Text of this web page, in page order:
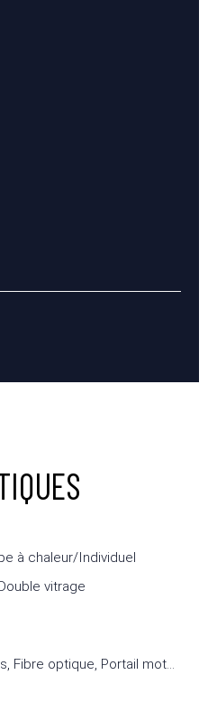
à chaleur/Individuel
vitrage
Équipements domotiques, Fibre optique, Portail motorisé, Système d'alarme, Visiophone, Volets électriques